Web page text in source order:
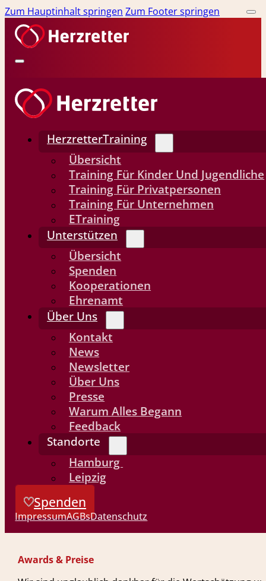
Zum Hauptinhalt springen Zum Footer springen
HerzretterTraining
Übersicht
Training Für Kinder Und Jugendliche
Training Für Privatpersonen
Training Für Unternehmen
ETraining
Unterstützen
Übersicht
Spenden
Kooperationen
Ehrenamt
Über Uns
Kontakt
News
Newsletter
Über Uns
Presse
Warum Alles Begann
Feedback
Standorte
Hamburg
Leipzig
Spenden
ImpressumAGBsDatenschutz
Awards & Preise